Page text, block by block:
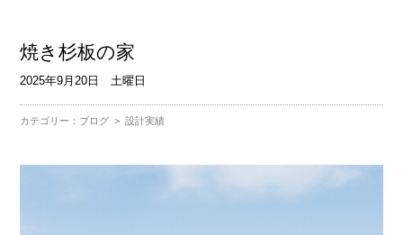
焼き杉板の家
2025年9月20日 土曜日
カテゴリー： ブログ >設計実績